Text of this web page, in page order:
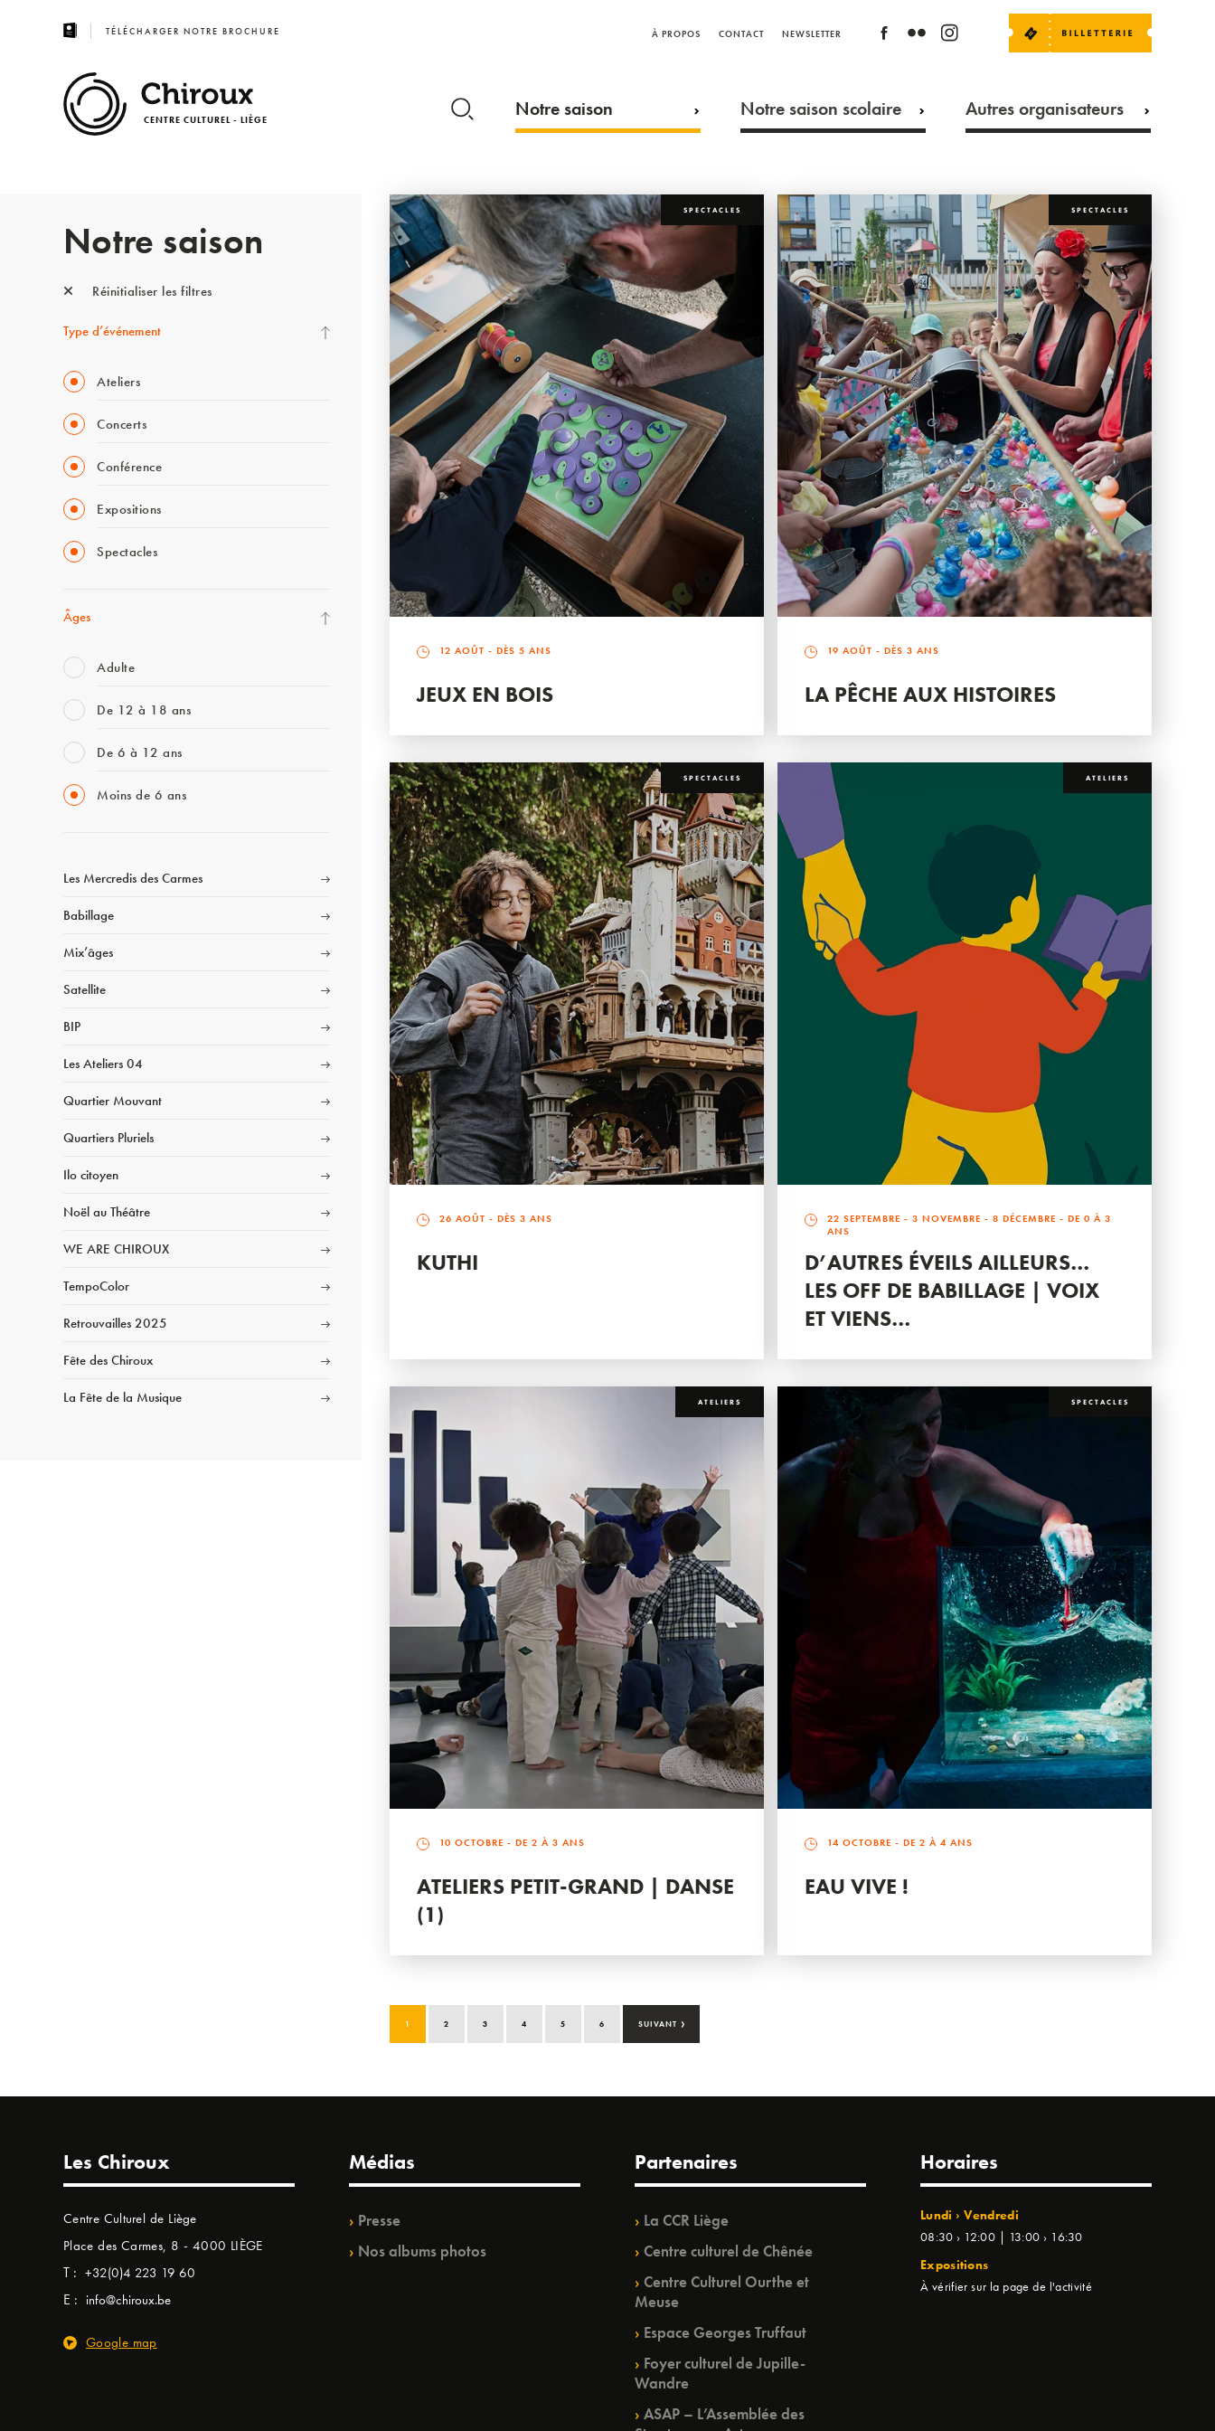
TÉLÉCHARGER NOTRE BROCHURE À PROPOS CONTACT NEWSLETTER
CENTRE CULTUREL - LIÈGE Notre saison Notre saison scolaire Autres organisateurs
Notre saison
Réinitialiser les filtres
Type d’événement
Ateliers
Concerts
Conférence
Expositions
Spectacles
Âges
Adulte
De 12 à 18 ans
De 6 à 12 ans
Moins de 6 ans
Les Mercredis des Carmes
Babillage
Mix’âges
Satellite
BIP
Les Ateliers 04
Quartier Mouvant
Quartiers Pluriels
Ilo citoyen
Noël au Théâtre
WE ARE CHIROUX
TempoColor
Retrouvailles 2025
Fête des Chiroux
La Fête de la Musique
SPECTACLES
12 AOÛT - DÈS 5 ANS
JEUX EN BOIS
SPECTACLES
19 AOÛT - DÈS 3 ANS
LA PÊCHE AUX HISTOIRES
SPECTACLES
26 AOÛT - DÈS 3 ANS
KUTHI
ATELIERS
22 SEPTEMBRE -3 NOVEMBRE -8 DÉCEMBRE - DE 0 À 3
ANS
D’AUTRES ÉVEILS AILLEURS…
LES OFF DE BABILLAGE | VOIX
ET VIENS…
ATELIERS
10 OCTOBRE - DE 2 À 3 ANS
ATELIERS PETIT-GRAND | DANSE
(1)
SPECTACLES
14 OCTOBRE - DE 2 À 4 ANS
EAU VIVE !
1 2 3 4 5 6 SUIVANT ›
Les Chiroux
Centre Culturel de Liège
Place des Carmes, 8 - 4000 LIÈGE
T : +32(0)4 223 19 60
E : info@chiroux.be
Google map
Médias
Presse
Nos albums photos
Partenaires
La CCR Liège
Centre culturel de Chênée
Centre Culturel Ourthe et
Meuse
Espace Georges Truffaut
Foyer culturel de Jupille-
Wandre
ASAP – L’Assemblée des
Horaires
Lundi › Vendredi
08:30 › 12:00 | 13:00 › 16:30
Expositions
À vérifier sur la page de l'activité